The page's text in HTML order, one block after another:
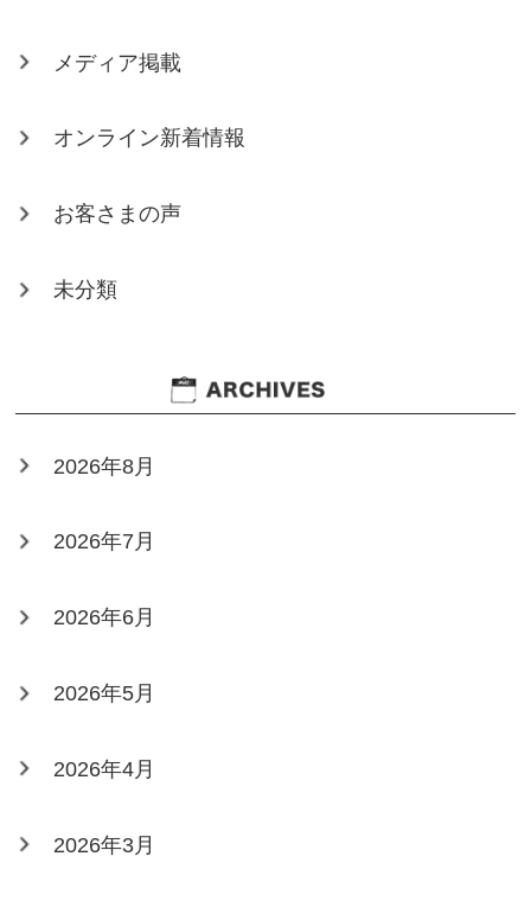
メディア掲載
オンライン新着情報
お客さまの声
未分類
2026年8月
2026年7月
2026年6月
2026年5月
2026年4月
2026年3月